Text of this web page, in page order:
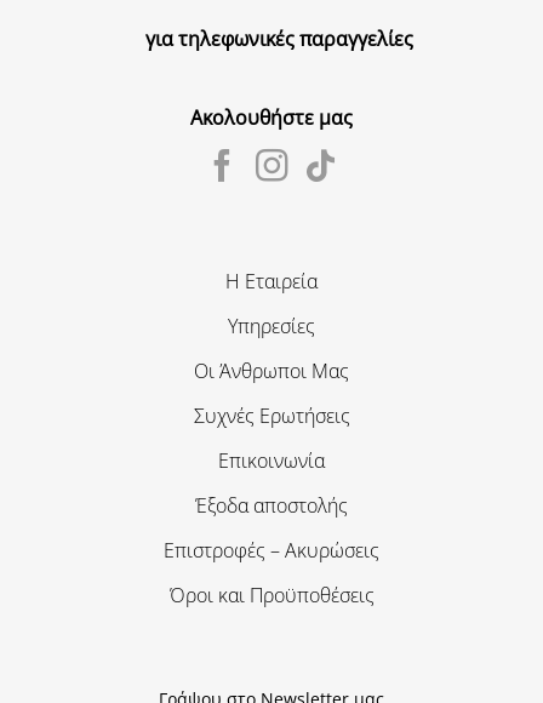
για τηλεφωνικές παραγγελίες
Ακολουθήστε μας
Η Εταιρεία
Υπηρεσίες
Οι Άνθρωποι Μας
Συχνές Ερωτήσεις
Επικοινωνία
Έξοδα αποστολής
Επιστροφές – Ακυρώσεις
Όροι και Προϋποθέσεις